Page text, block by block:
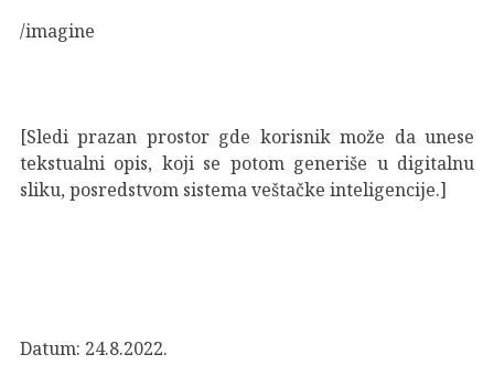
/imagine
[Sledi prazan prostor gde korisnik može da unese
tekstualni opis, koji se potom generiše u digitalnu
sliku, posredstvom sistema veštačke inteligencije.]
Datum: 24.8.2022.